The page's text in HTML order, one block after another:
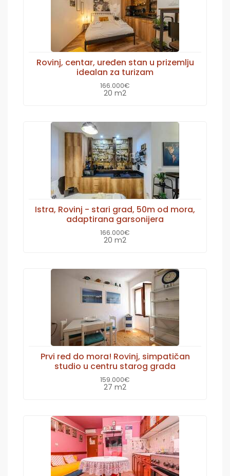
Rovinj, centar, uređen stan u prizemlju
idealan za turizam
166.000€
20 m2
Istra, Rovinj - stari grad, 50m od mora,
adaptirana garsonijera
166.000€
20 m2
Prvi red do mora! Rovinj, simpatičan
studio u centru starog grada
159.000€
27 m2